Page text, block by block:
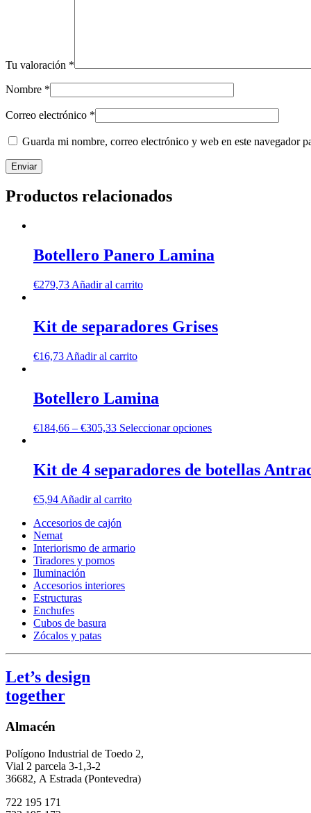
Tu valoración *
Nombre *
Correo electrónico *
Guarda mi nombre, correo electrónico y web en este navegador
Productos relacionados
Botellero Panero Lamina
€279,73 Añadir al carrito
Kit de separadores Grises
€16,73 Añadir al carrito
Botellero Lamina
€184,66 – €305,33 Seleccionar opciones
Kit de 4 separadores de botellas
€5,94 Añadir al carrito
Accesorios de cajón
Nemat
Interiorismo de armario
Tiradores y pomos
Iluminación
Accesorios interiores
Estructuras
Enchufes
Cubos de basura
Zócalos y patas
Let’s design
together
Almacén
Polígono Industrial de Toedo 2,
Vial 2 parcela 3-1,3-2
36682, A Estrada (Pontevedra)
722 195 171